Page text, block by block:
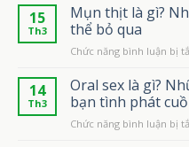
15
Th3
Mụn thịt là gì?
thể bỏ qua
Chức năng bình luận bị
14
Th3
Oral sex là gì?
bạn tình phát
Chức năng bình luận bị